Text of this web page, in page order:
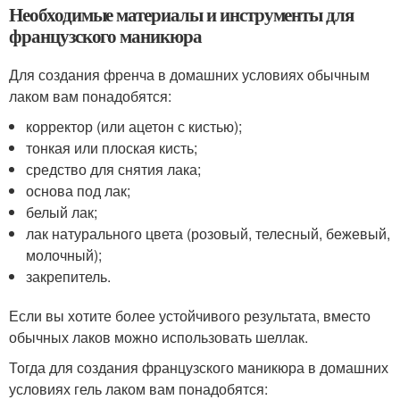
Необходимые материалы и инструменты для
французского маникюра
Для создания френча в домашних условиях обычным
лаком вам понадобятся:
корректор (или ацетон с кистью);
тонкая или плоская кисть;
средство для снятия лака;
основа под лак;
белый лак;
лак натурального цвета (розовый, телесный, бежевый,
молочный);
закрепитель.
Если вы хотите более устойчивого результата, вместо
обычных лаков можно использовать шеллак.
Тогда для создания французского маникюра в домашних
условиях гель лаком вам понадобятся: